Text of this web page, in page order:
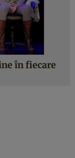
în fiecare